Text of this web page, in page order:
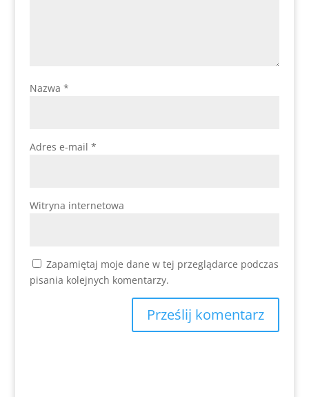
Nazwa *
Adres e-mail *
Witryna internetowa
Zapamiętaj moje dane w tej przeglądarce podczas
pisania kolejnych komentarzy.